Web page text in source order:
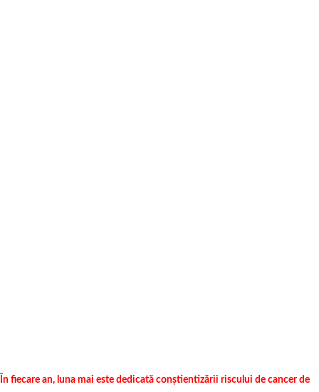
În fiecare an, luna mai este dedicată conștientizării riscului de cancer de